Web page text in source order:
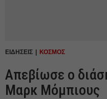
ΕΙΔΗΣΕΙΣ ΚΟΣΜΟΣ
Aπεβίωσε ο
Μαρκ Μόμπιους